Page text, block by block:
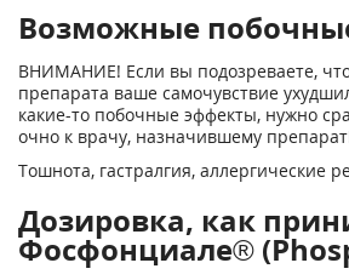
Возможные
ВНИМАНИЕ! Если вы подозреваете,
препарата ваше самочувствие
какие-то побочные эффекты, нужно
очно к врачу, назначившему
Тошнота, гастралгия, аллергические
Дозировка, как
Фосфонциале®